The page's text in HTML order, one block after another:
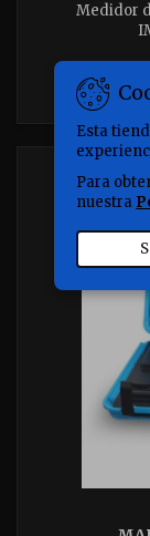
Medidor
Esta
Para
nuestra